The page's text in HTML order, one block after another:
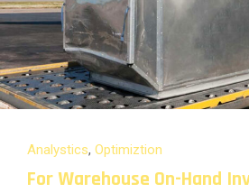
Analystics, Optimiztion
For Warehouse On-Hand